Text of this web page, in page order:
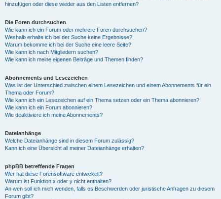
hinzufügen oder diese wieder aus den Listen entfernen?
Die Foren durchsuchen
Wie kann ich ein Forum oder mehrere Foren durchsuchen?
Weshalb erhalte ich bei der Suche keine Ergebnisse?
Warum bekomme ich bei der Suche eine leere Seite?
Wie kann ich nach Mitgliedern suchen?
Wie kann ich meine eigenen Beiträge und Themen finden?
Abonnements und Lesezeichen
Was ist der Unterschied zwischen einem Lesezeichen und einem Abonnements für ein
Thema oder Forum?
Wie kann ich ein Lesezeichen auf ein Thema setzen oder ein Thema abonnieren?
Wie kann ich ein Forum abonnieren?
Wie deaktiviere ich meine Abonnements?
Dateianhänge
Welche Dateianhänge sind in diesem Forum zulässig?
Kann ich eine Übersicht all meiner Dateianhänge erhalten?
phpBB betreffende Fragen
Wer hat diese Forensoftware entwickelt?
Warum ist Funktion x oder y nicht enthalten?
An wen soll ich mich wenden, falls es Beschwerden oder juristische Anfragen zu diesem
Forum gibt?